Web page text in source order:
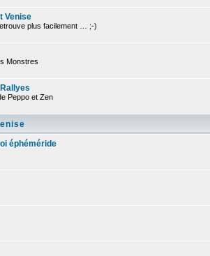
Venise
plus facilement … ;-)
Monstres
Peppo et Zen
éphéméride